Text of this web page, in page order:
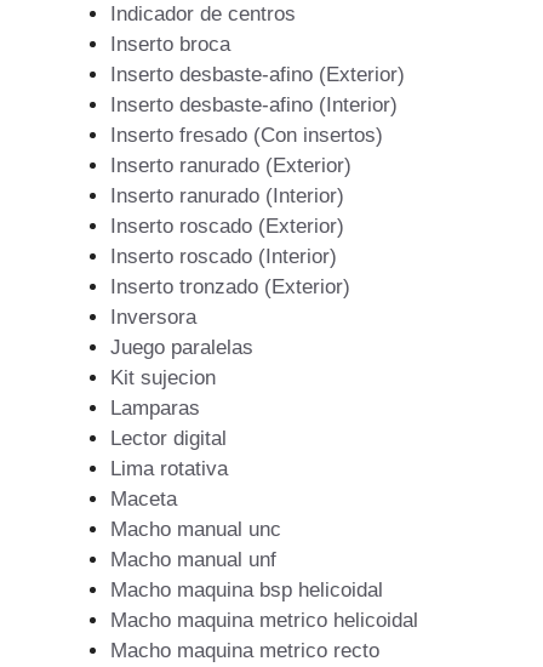
Indicador de centros
Inserto broca
Inserto desbaste-afino (Exterior)
Inserto desbaste-afino (Interior)
Inserto fresado (Con insertos)
Inserto ranurado (Exterior)
Inserto ranurado (Interior)
Inserto roscado (Exterior)
Inserto roscado (Interior)
Inserto tronzado (Exterior)
Inversora
Juego paralelas
Kit sujecion
Lamparas
Lector digital
Lima rotativa
Maceta
Macho manual unc
Macho manual unf
Macho maquina bsp helicoidal
Macho maquina metrico helicoidal
Macho maquina metrico recto